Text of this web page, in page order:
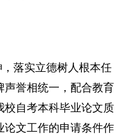
落实立德树人根本任
声誉相统一，配合教育
校自考本科毕业论文质
论文工作的申请条件作